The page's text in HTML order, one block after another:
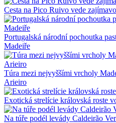
Cesta na Pico Ruivo vede
Portugalská národní pochoutka
Madeiře
Túra mezi nejvyššími vrcholy
Arieiro
Exotická strelície královská roste
Na túře podél levády Caldeirão